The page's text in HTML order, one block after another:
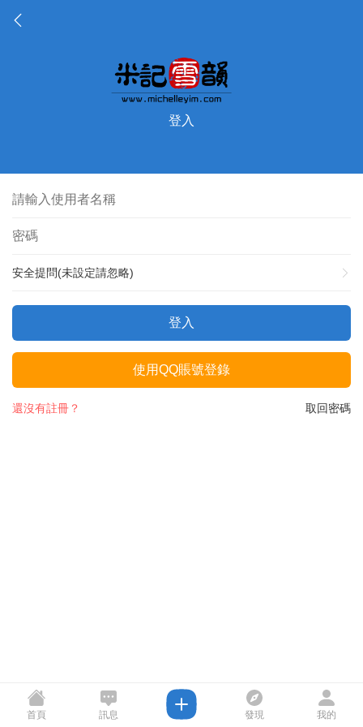
登入
安全提問(未設定請忽略)
登入
使用QQ賬號登錄
取回密碼
還沒有註冊？
首頁 訊息 發現 我的